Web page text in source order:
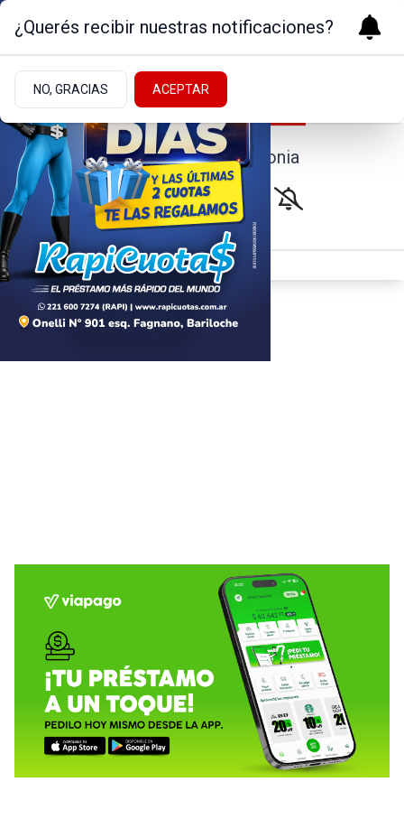
Noticias de la Patagonia
¿Querés recibir nuestras notificaciones?
NO, GRACIAS ACEPTAR